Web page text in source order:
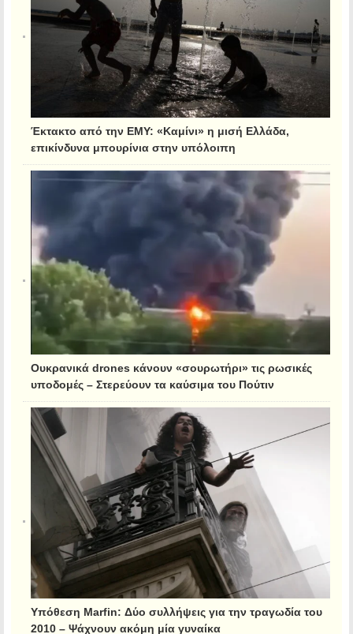
Έκτακτο από την ΕΜΥ: «Καμίνι» η μισή Ελλάδα,
επικίνδυνα μπουρίνια στην υπόλοιπη
Ουκρανικά drones κάνουν «σουρωτήρι» τις ρωσικές
υποδομές – Στερεύουν τα καύσιμα του Πούτιν
Υπόθεση Marfin: Δύο συλλήψεις για την τραγωδία του
2010 – Ψάχνουν ακόμη μία γυναίκα